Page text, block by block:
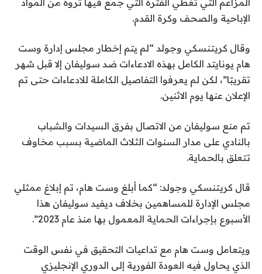
الإباحية والصحف وكرة القدم.
وقال كريتنسكي وجولد “لم يتم إخطار مجلس إدارة وست
هام يونايتد الكامل بهذه الادعاءات ضد سوليفان إلا قبل شهر
تقريبًا”، لكن لم يعرفوا التفاصيل الكاملة للادعاءات حتى تم
الإعلان عنها يوم الاثنين.
تم منع سوليفان من الاتصال بفرق السيدات والشباب
بالنادي على مدار السنوات الثلاث الماضية بسبب مخاوف
تتعلق بالحماية.
قال كريتنسكي وجولد: “كما أبلغ وست هام، تم إبلاغ ممثلي
مجلس الإدارة للمساهمين بخلاف ديفيد سوليفان هذا
الأسبوع بإجراءات الحماية المعمول بها منذ عام 2023”.
ويتعامل وست هام مع تداعيات التحقيق في نفس الوقت
الذي يحاول فيه العودة الفورية إلى الدوري الإنجليزي